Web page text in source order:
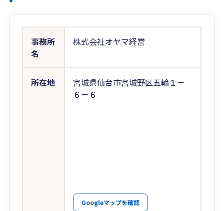
事務所
名
株式会社オヤマ経営
所在地
宮城県仙台市宮城野区五輪１－
６－６
Googleマップを確認